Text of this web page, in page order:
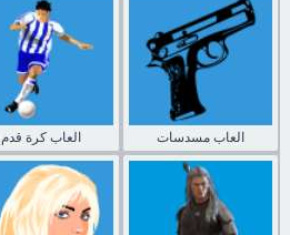
العاب كرة قدم العاب مسدسات